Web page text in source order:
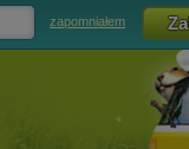
zapomniałem